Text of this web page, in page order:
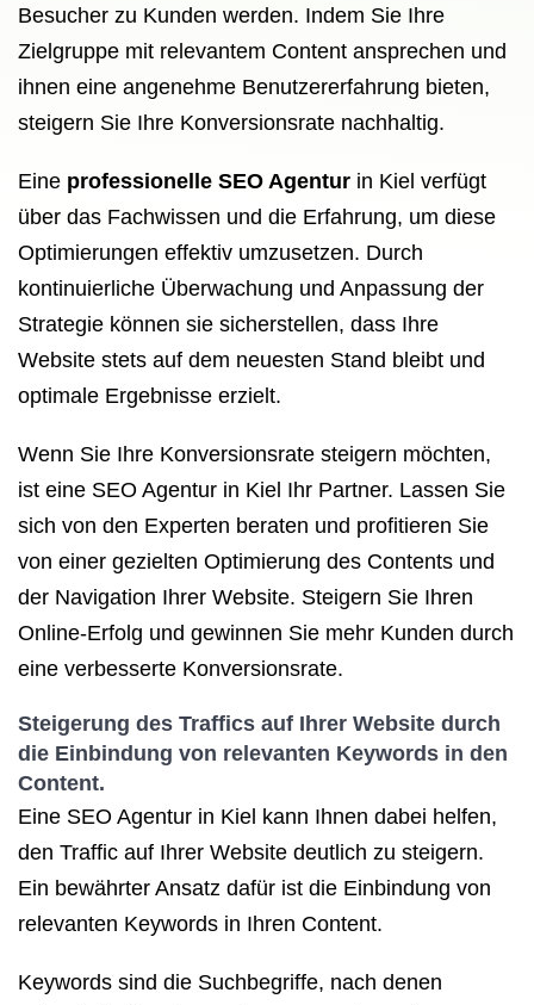
Besucher zu Kunden werden. Indem Sie Ihre
Zielgruppe mit relevantem Content ansprechen und
ihnen eine angenehme Benutzererfahrung bieten,
steigern Sie Ihre Konversionsrate nachhaltig.
Eine professionelle SEO Agentur in Kiel verfügt
über das Fachwissen und die Erfahrung, um diese
Optimierungen effektiv umzusetzen. Durch
kontinuierliche Überwachung und Anpassung der
Strategie können sie sicherstellen, dass Ihre
Website stets auf dem neuesten Stand bleibt und
optimale Ergebnisse erzielt.
Wenn Sie Ihre Konversionsrate steigern möchten,
ist eine SEO Agentur in Kiel Ihr Partner. Lassen Sie
sich von den Experten beraten und profitieren Sie
von einer gezielten Optimierung des Contents und
der Navigation Ihrer Website. Steigern Sie Ihren
Online-Erfolg und gewinnen Sie mehr Kunden durch
eine verbesserte Konversionsrate.
Steigerung des Traffics auf Ihrer Website durch
die Einbindung von relevanten Keywords in den
Content.
Eine SEO Agentur in Kiel kann Ihnen dabei helfen,
den Traffic auf Ihrer Website deutlich zu steigern.
Ein bewährter Ansatz dafür ist die Einbindung von
relevanten Keywords in Ihren Content.
Keywords sind die Suchbegriffe, nach denen